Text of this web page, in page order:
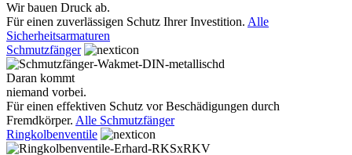
Wir bauen Druck ab.
Für einen zuverlässigen Schutz Ihrer Investition. Alle
Sicherheitsarmaturen
Schmutzfänger
Daran kommt
niemand vorbei.
Für einen effektiven Schutz vor Beschädigungen durch
Fremdkörper. Alle Schmutzfänger
Ringkolbenventile